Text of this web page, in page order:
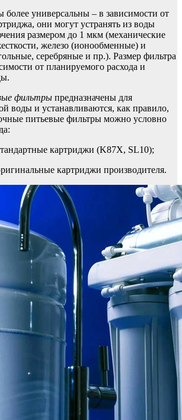
универсальны – в зависимости от
они могут устранять из воды
размером до 1 мкм (механические
железо (ионообменные) и
серебряные и пр.). Размер фильтра
от планируемого расхода и
фильтры предназначены для
воды и устанавливаются, как правило,
питьевые фильтры можно условно
картриджи (K87Х, SL10);
картриджи производителя.